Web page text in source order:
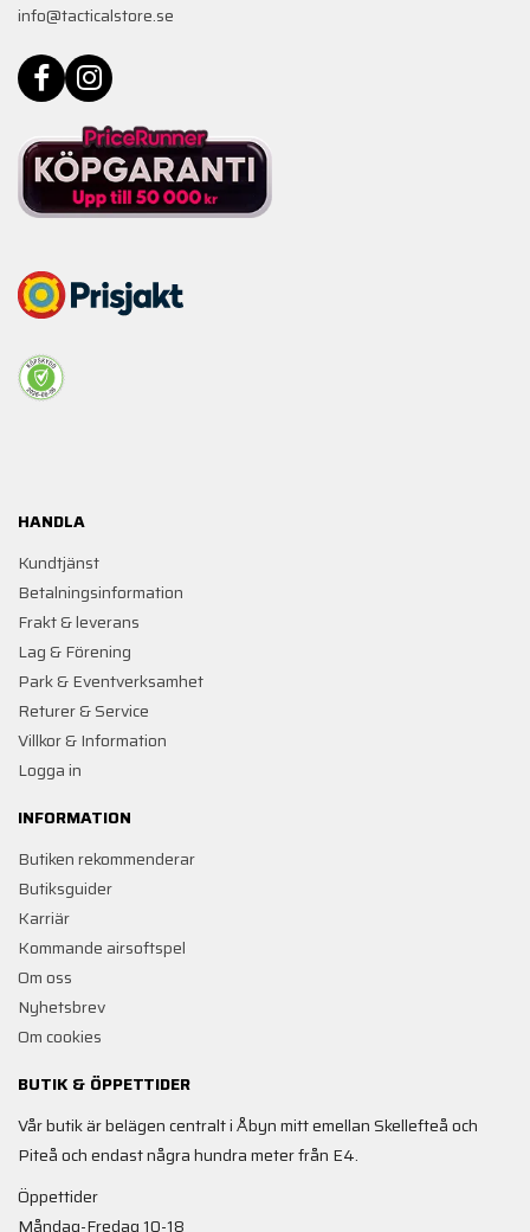
info@tacticalstore.se
HANDLA
Kundtjänst
Betalningsinformation
Frakt & leverans
Lag & Förening
Park & Eventverksamhet
Returer & Service
Villkor & Information
Logga in
INFORMATION
Butiken rekommenderar
Butiksguider
Karriär
Kommande airsoftspel
Om oss
Nyhetsbrev
Om cookies
BUTIK & ÖPPETTIDER
Vår butik är belägen centralt i Åbyn mitt emellan Skellefteå och
Piteå och endast några hundra meter från E4.
Öppettider
Måndag-Fredag 10-18